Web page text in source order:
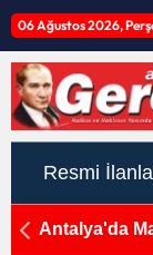
06 Ağustos 2026,
Resmi
Antalya'da